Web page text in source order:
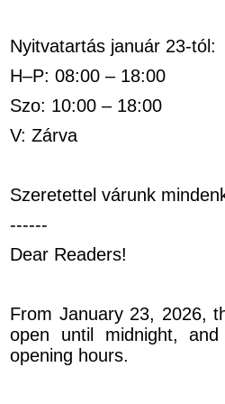
Nyitvatartás január 23-tól:
H–P: 08:00 – 18:00
Szo: 10:00 – 18:00
V: Zárva
Szeretettel várunk
------
Dear Readers!
From January 23, 2026,
open until midnight,
opening hours.